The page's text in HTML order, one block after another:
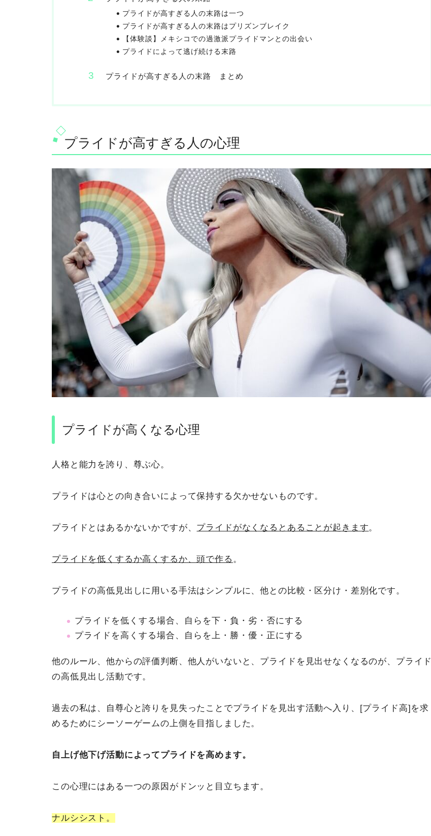
プライドが高すぎる人の末路は一つ
プライドが高すぎる人の末路はプリズンブレイク
【体験談】メキシコでの過激派プライドマンとの出会い
プライドによって逃げ続ける末路
プライドが高すぎる人の末路 まとめ
プライドが高すぎる人の心理
プライドが高くなる心理
人格と能力を誇り、尊ぶ心。
プライドは心との向き合いによって保持する欠かせないものです。
プライドとはあるかないかですが、 プライドがなくなるとあることが起きます。
プライドを低くするか高くするか、頭で作る 。
プライドの高低見出しに用いる手法はシンプルに、他との比較・区分け・差別化です。
プライドを低くする場合、自らを下・負・劣・否にする
プライドを高くする場合、自らを上・勝・優・正にする
他のルール、他からの評価判断、他人がいないと、プライドを見出せなくなるのが、プライド
の高低見出し活動です。
過去の私は、自尊心と誇りを見失ったことでプライドを見出す活動へ入り、[プライド高]を求
めるためにシーソーゲームの上側を目指しました。
自上げ他下げ活動によってプライドを高めます。
この心理にはある一つの原因がドンッと目立ちます。
ナルシシスト。